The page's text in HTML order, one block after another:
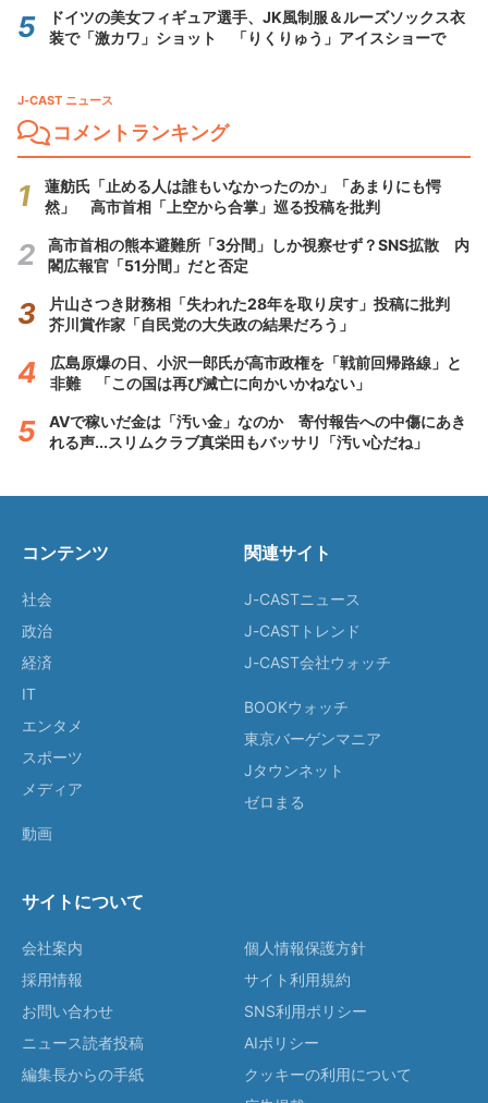
ドイツの美女フィギュア選手、JK風制服＆ルーズソックス衣
装で「激カワ」ショット 「りくりゅう」アイスショーで
J-CAST ニュース
コメントランキング
蓮舫氏「止める人は誰もいなかったのか」「あまりにも愕
然」 高市首相「上空から合掌」巡る投稿を批判
高市首相の熊本避難所「3分間」しか視察せず？SNS拡散 内
閣広報官「51分間」だと否定
片山さつき財務相「失われた28年を取り戻す」投稿に批判
芥川賞作家「自民党の大失政の結果だろう」
広島原爆の日、小沢一郎氏が高市政権を「戦前回帰路線」と
非難 「この国は再び滅亡に向かいかねない」
AVで稼いだ金は「汚い金」なのか 寄付報告への中傷にあき
れる声...スリムクラブ真栄田もバッサリ「汚い心だね」
コンテンツ
社会
政治
経済
IT
エンタメ
スポーツ
メディア
動画
関連サイト
J-CASTニュース
J-CASTトレンド
J-CAST会社ウォッチ
BOOKウォッチ
東京バーゲンマニア
Jタウンネット
ゼロまる
サイトについて
会社案内
採用情報
お問い合わせ
ニュース読者投稿
編集長からの手紙
個人情報保護方針
サイト利用規約
SNS利用ポリシー
AIポリシー
クッキーの利用について